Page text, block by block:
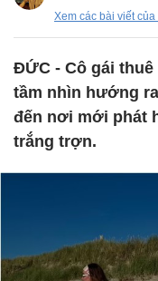
Xem các bài viết của
ĐỨC - Cô gái
tầm nhìn hướng
đến nơi mới phát
trắng trợn.